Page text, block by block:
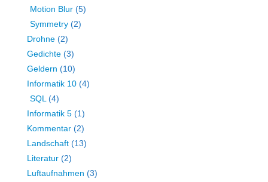
Motion Blur (5)
Symmetry (2)
Drohne (2)
Gedichte (3)
Geldern (10)
Informatik 10 (4)
SQL(4)
Informatik 5 (1)
Kommentar (2)
Landschaft (13)
Literatur (2)
Luftaufnahmen (3)